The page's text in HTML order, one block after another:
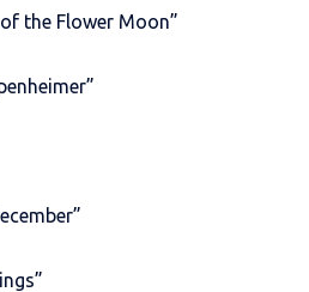
the Flower Moon”